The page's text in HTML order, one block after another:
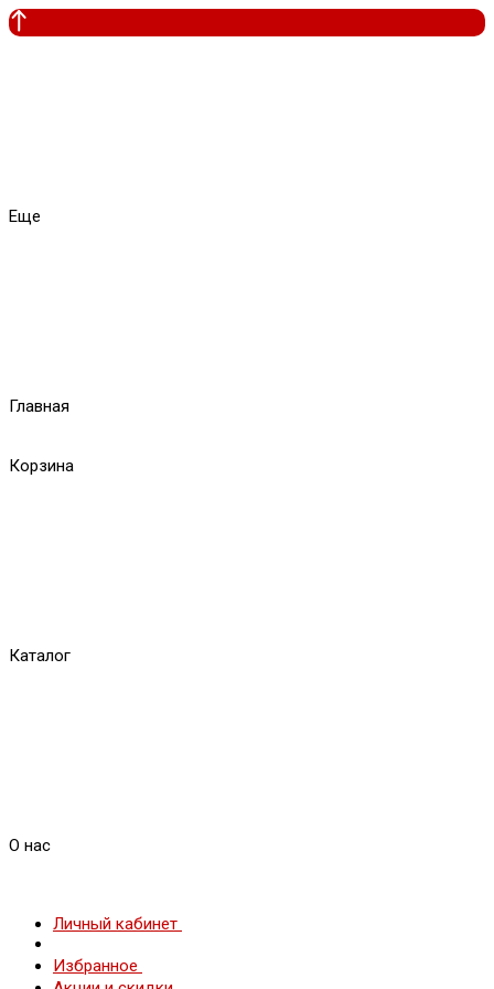
Еще
Главная
Корзина
Каталог
О нас
Личный кабинет
Избранное